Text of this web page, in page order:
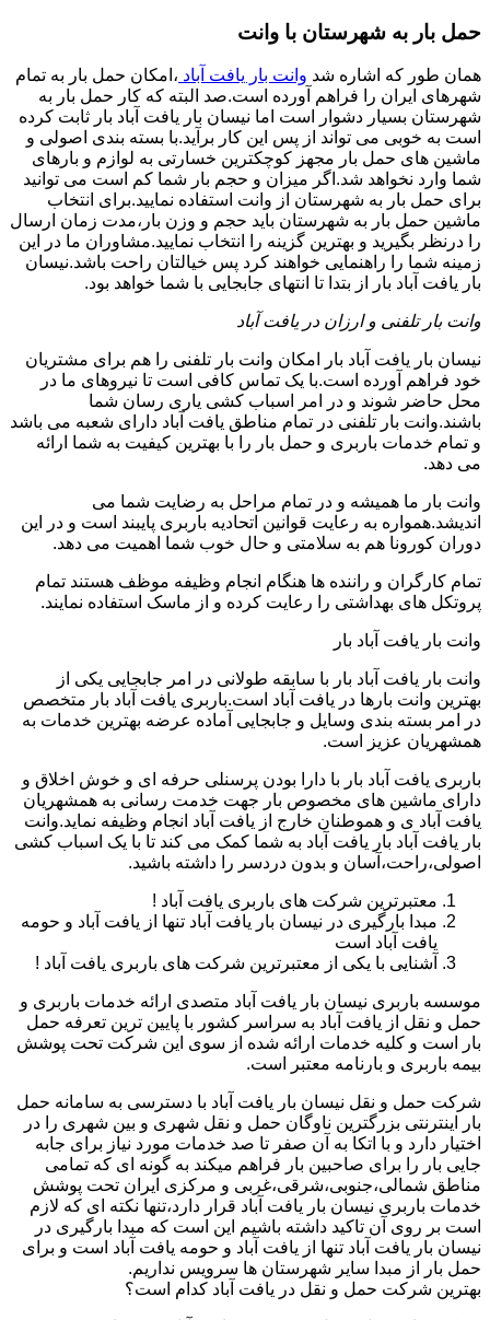
حمل بار به شهرستان با وانت
همان طور که اشاره شد وانت بار یافت آباد ،امکان حمل بار به تمام
شهرهای ایران را فراهم آورده است.صد البته که کار حمل بار به
شهرستان بسیار دشوار است اما نیسان بار یافت آباد بار ثابت کرده
است به خوبی می تواند از پس این کار برآید.با بسته بندی اصولی و
ماشین های حمل بار مجهز کوچکترین خسارتی به لوازم و بارهای
شما وارد نخواهد شد.اگر میزان و حجم بار شما کم است می توانید
برای حمل بار به شهرستان از وانت استفاده نمایید.برای انتخاب
ماشین حمل بار به شهرستان باید حجم و وزن بار،مدت زمان ارسال
را درنظر بگیرید و بهترین گزینه را انتخاب نمایید.مشاوران ما در این
زمینه شما را راهنمایی خواهند کرد پس خیالتان راحت باشد.نیسان
بار یافت آباد بار از بتدا تا انتهای جابجایی با شما خواهد بود.
وانت بار تلفنی و ارزان در یافت آباد
نیسان بار یافت آباد بار امکان وانت بار تلفنی را هم برای مشتریان
خود فراهم آورده است.با یک تماس کافی است تا نیروهای ما در
محل حاضر شوند و در امر اسباب کشی یاری رسان شما
باشند.وانت بار تلفنی در تمام مناطق یافت آباد دارای شعبه می باشد
و تمام خدمات باربری و حمل بار را با بهترین کیفیت به شما ارائه
می دهد.
وانت بار ما همیشه و در تمام مراحل به رضایت شما می
اندیشد.همواره به رعایت قوانین اتحادیه باربری پایبند است و در این
دوران کورونا هم به سلامتی و حال خوب شما اهمیت می دهد.
تمام کارگران و راننده ها هنگام انجام وظیفه موظف هستند تمام
پروتکل های بهداشتی را رعایت کرده و از ماسک استفاده نمایند.
وانت بار یافت آباد بار
وانت بار یافت آباد بار با سابقه طولانی در امر جابجایی یکی از
بهترین وانت بارها در یافت آباد است.باربری یافت آباد بار متخصص
در امر بسته بندی وسایل و جابجایی آماده عرضه بهترین خدمات به
همشهریان عزیز است.
باربری یافت آباد بار با دارا بودن پرسنلی حرفه ای و خوش اخلاق و
دارای ماشین های مخصوص بار جهت خدمت رسانی به همشهریان
یافت آباد ی و هموطنان خارج از یافت آباد انجام وظیفه نماید.وانت
بار یافت آباد بار یافت آباد به شما کمک می کند تا با یک اسباب کشی
اصولی،راحت،آسان و بدون دردسر را داشته باشید.
معتبرترین شرکت های باربری یافت آباد !
مبدا بارگیری در نیسان بار یافت آباد تنها از یافت آباد و حومه
یافت آباد است
آشنایی با یکی از معتبرترین شرکت های باربری یافت آباد !
موسسه باربری نیسان بار یافت آباد متصدی ارائه خدمات باربری و
حمل و نقل از یافت آباد به سراسر کشور با پایین ترین تعرفه حمل
بار است و کلیه خدمات ارائه شده از سوی این شرکت تحت پوشش
بیمه باربری و بارنامه معتبر است.
شرکت حمل و نقل نیسان بار یافت آباد با دسترسی به سامانه حمل
بار اینترنتی بزرگترین ناوگان حمل و نقل شهری و بین شهری را در
اختیار دارد و با اتکا به آن صفر تا صد خدمات مورد نیاز برای جابه
جایی بار را برای صاحبین بار فراهم میکند به گونه ای که تمامی
مناطق شمالی،جنوبی،شرقی،غربی و مرکزی ایران تحت پوشش
خدمات باربری نیسان بار یافت آباد قرار دارد،تنها نکته ای که لازم
است بر روی آن تاکید داشته باشیم این است که مبدا بارگیری در
نیسان بار یافت آباد تنها از یافت آباد و حومه یافت آباد است و برای
حمل بار از مبدا سایر شهرستان ها سرویس نداریم.
بهترین شرکت حمل و نقل در یافت آباد کدام است؟